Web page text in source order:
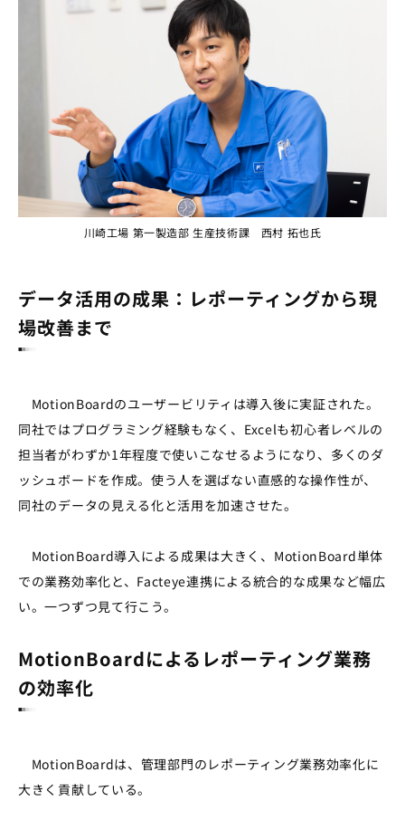
川崎工場 第一製造部 生産技術課 西村 拓也氏
データ活用の成果：レポーティングから現
場改善まで
MotionBoardのユーザービリティは導入後に実証された。
同社ではプログラミング経験もなく、Excelも初心者レベルの
担当者がわずか1年程度で使いこなせるようになり、多くのダ
ッシュボードを作成。使う人を選ばない直感的な操作性が、
同社のデータの見える化と活用を加速させた。
MotionBoard導入による成果は大きく、MotionBoard単体
での業務効率化と、Facteye連携による統合的な成果など幅広
い。一つずつ見て行こう。
MotionBoardによるレポーティング業務
の効率化
MotionBoardは、管理部門のレポーティング業務効率化に
大きく貢献している。